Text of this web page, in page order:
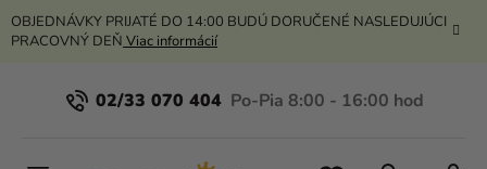
Prejsť
na
OBJEDNÁVKY PRIJATÉ DO 14:00 BUDÚ DORUČENÉ NASLEDUJÚCI
PRACOVNÝ DEŇ Viac informácií
02/33 070 404